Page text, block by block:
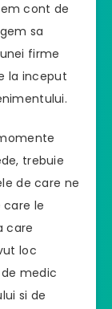
cont de
sa
firme
la inceput
trebuie
de care ne
le
care
loc
medic
si de